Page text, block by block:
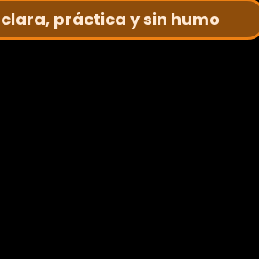
práctica y sin humo